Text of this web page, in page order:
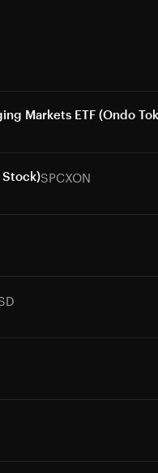
Markets ETF (Ondo
Stock)SPCXON